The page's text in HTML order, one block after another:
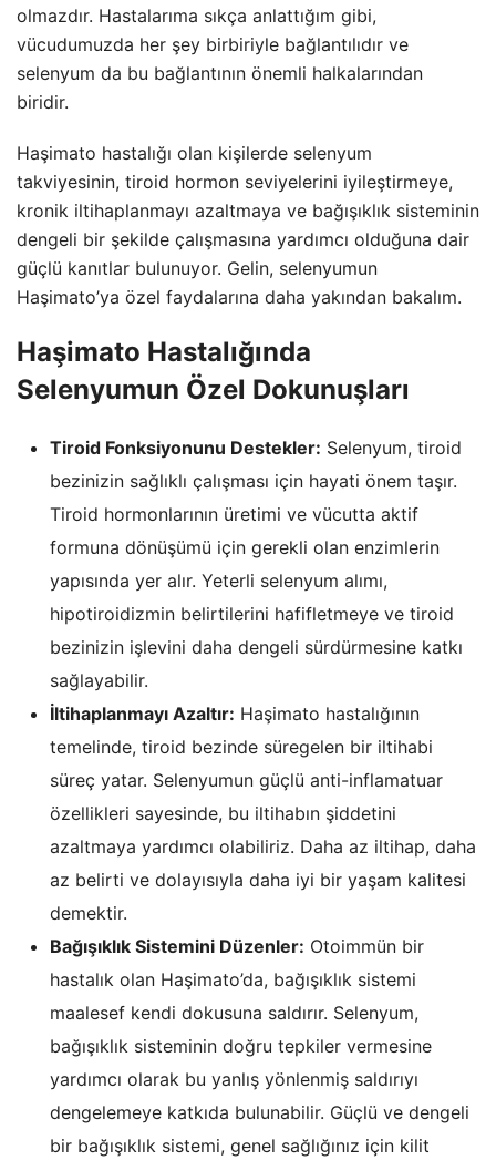
olmazdır. Hastalarıma sıkça anlattığım gibi,
vücudumuzda her şey birbiriyle bağlantılıdır ve
selenyum da bu bağlantının önemli halkalarından
biridir.
Haşimato hastalığı olan kişilerde selenyum
takviyesinin, tiroid hormon seviyelerini iyileştirmeye,
kronik iltihaplanmayı azaltmaya ve bağışıklık sisteminin
dengeli bir şekilde çalışmasına yardımcı olduğuna dair
güçlü kanıtlar bulunuyor. Gelin, selenyumun
Haşimato’ya özel faydalarına daha yakından bakalım.
Haşimato Hastalığında
Selenyumun Özel Dokunuşları
Tiroid Fonksiyonunu Destekler: Selenyum, tiroid
bezinizin sağlıklı çalışması için hayati önem taşır.
Tiroid hormonlarının üretimi ve vücutta aktif
formuna dönüşümü için gerekli olan enzimlerin
yapısında yer alır. Yeterli selenyum alımı,
hipotiroidizmin belirtilerini hafifletmeye ve tiroid
bezinizin işlevini daha dengeli sürdürmesine katkı
sağlayabilir.
İltihaplanmayı Azaltır: Haşimato hastalığının
temelinde, tiroid bezinde süregelen bir iltihabi
süreç yatar. Selenyumun güçlü anti-inflamatuar
özellikleri sayesinde, bu iltihabın şiddetini
azaltmaya yardımcı olabiliriz. Daha az iltihap, daha
az belirti ve dolayısıyla daha iyi bir yaşam kalitesi
demektir.
Bağışıklık Sistemini Düzenler: Otoimmün bir
hastalık olan Haşimato’da, bağışıklık sistemi
maalesef kendi dokusuna saldırır. Selenyum,
bağışıklık sisteminin doğru tepkiler vermesine
yardımcı olarak bu yanlış yönlenmiş saldırıyı
dengelemeye katkıda bulunabilir. Güçlü ve dengeli
bir bağışıklık sistemi, genel sağlığınız için kilit